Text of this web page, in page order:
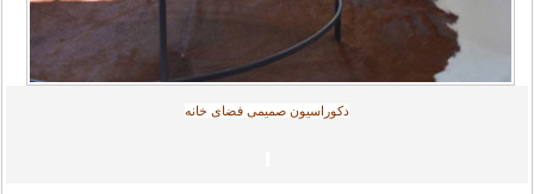
دکوراسیون صمیمی فضای خانه